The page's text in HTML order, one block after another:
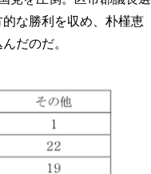
な勝利を収め、朴槿恵
だのだ。